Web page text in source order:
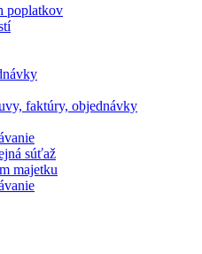
poplatkov
faktúry, objednávky
súťaž
majetku